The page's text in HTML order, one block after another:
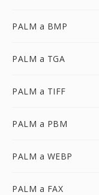
PALM a BMP
PALM a TGA
PALM a TIFF
PALM a PBM
PALM a WEBP
PALM a FAX